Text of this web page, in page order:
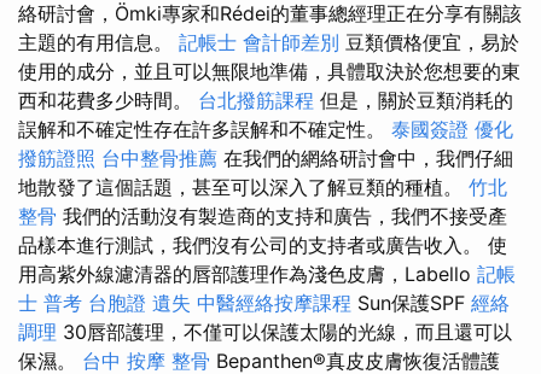
絡研討會，Ömki專家和Rédei的董事總經理正在分享有關該
主題的有用信息。 記帳士 會計師差別 豆類價格便宜，易於
使用的成分，並且可以無限地準備，具體取決於您想要的東
西和花費多少時間。 台北撥筋課程 但是，關於豆類消耗的
誤解和不確定性存在許多誤解和不確定性。 泰國簽證 優化
撥筋證照 台中整骨推薦 在我們的網絡研討會中，我們仔細
地散發了這個話題，甚至可以深入了解豆類的種植。 竹北
整骨 我們的活動沒有製造商的支持和廣告，我們不接受產
品樣本進行測試，我們沒有公司的支持者或廣告收入。 使
用高紫外線濾清器的唇部護理作為淺色皮膚，Labello 記帳
士 普考 台胞證 遺失 中醫經絡按摩課程 Sun保護SPF 經絡
調理 30唇部護理，不僅可以保護太陽的光線，而且還可以
保濕。 台中 按摩 整骨 Bepanthen®真皮皮膚恢復活體護